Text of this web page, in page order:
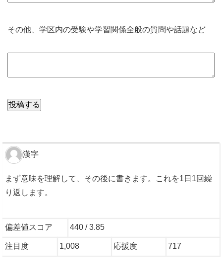
その他、学区内の受験や学習関係全般の質問や話題など
漢字
まず意味を理解して、その後に書きます。これを1日1回繰
り返します。
偏差値スコア 440 / 3.85
注目度 1,008 応援度 717